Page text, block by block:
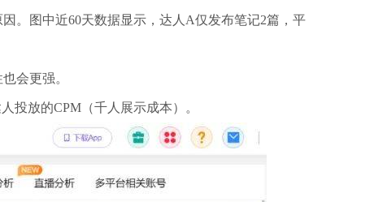
。图中近60天数据显示，达人A仅发布笔记2篇，平
会更强。
投放的CPM（千人展示成本）。